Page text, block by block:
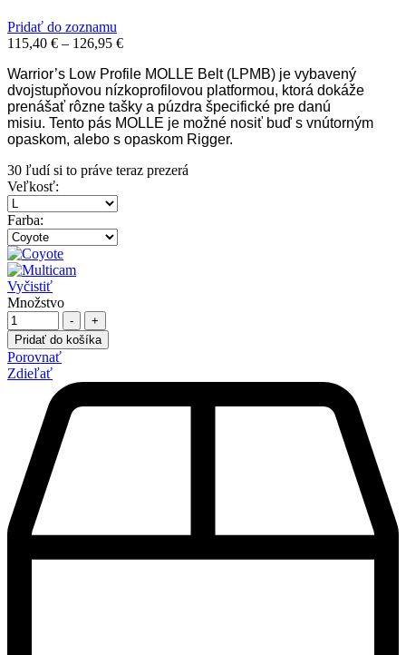
Pridať do zoznamu
115,40 € – 126,95 €
Warrior’s Low Profile MOLLE Belt (LPMB) je vybavený
dvojstupňovou nízkoprofilovou platformou, ktorá dokáže
prenášať rôzne tašky a púzdra špecifické pre danú
misiu. Tento pás MOLLE je možné nosiť buď s vnútorným
opaskom, alebo s opaskom Rigger.
30 ľudí si to práve teraz prezerá
Veľkosť:
Farba:
Vyčistiť
Množstvo
-
+
Pridať do košíka
Porovnať
Zdieľať